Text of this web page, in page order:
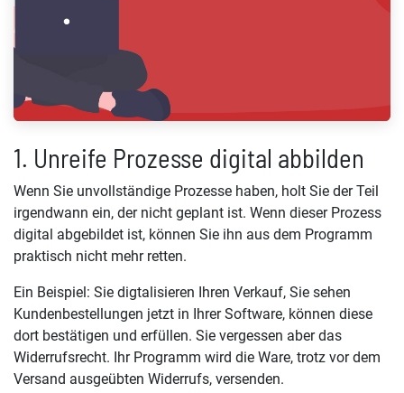
1. Unreife Prozesse digital abbilden
Wenn Sie unvollständige Prozesse haben, holt Sie der Teil
irgendwann ein, der nicht geplant ist. Wenn dieser Prozess
digital abgebildet ist, können Sie ihn aus dem Programm
praktisch nicht mehr retten.
Ein Beispiel: Sie digtalisieren Ihren Verkauf, Sie sehen
Kundenbestellungen jetzt in Ihrer Software, können diese
dort bestätigen und erfüllen. Sie vergessen aber das
Widerrufsrecht. Ihr Programm wird die Ware, trotz vor dem
Versand ausgeübten Widerrufs, versenden.